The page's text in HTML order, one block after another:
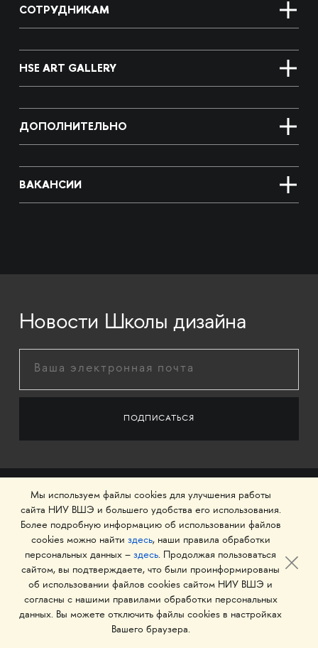
СОТРУДНИКАМ
HSE ART GALLERY
ДОПОЛНИТЕЛЬНО
ВАКАНСИИ
Новости Школы дизайна
© 1993–2026 Национальный исследовательский
университет «Высшая школа экономики»
Мы используем файлы cookies для улучшения работы
сайта НИУ ВШЭ и большего удобства его использования.
Более подробную информацию об использовании файлов
cookies можно найти здесь, наши правила обработки
персональных данных – здесь. Продолжая пользоваться
сайтом, вы подтверждаете, что были проинформированы
об использовании файлов cookies сайтом НИУ ВШЭ и
согласны с нашими правилами обработки персональных
данных. Вы можете отключить файлы cookies в настройках
Вашего браузера.